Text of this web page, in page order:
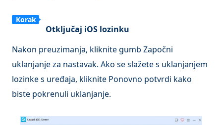
Korak
Otključaj iOS lozinku
Nakon preuzimanja, kliknite gumb Započni
uklanjanje za nastavak. Ako se slažete s uklanjanjem
lozinke s uređaja, kliknite Ponovno potvrdi kako
biste pokrenuli uklanjanje.